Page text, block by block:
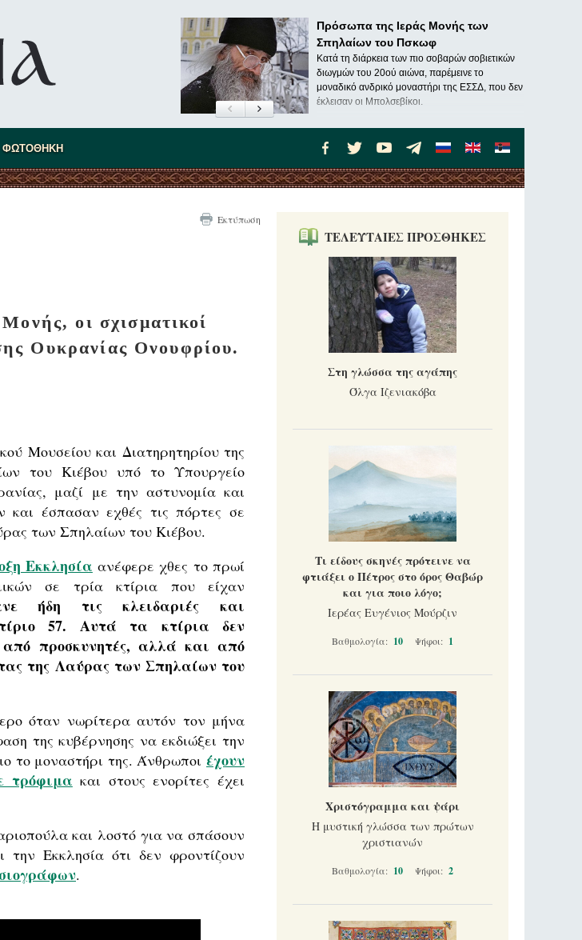
Πρόσωπα της Ιεράς Μονής των
Σπηλαίων του Πσκωφ
Κατά τη διάρκεια των πιο σοβαρών σοβιετικών
διωγμών του 20ού αιώνα, παρέμεινε το
μοναδικό ανδρικό μοναστήρι της ΕΣΣΔ, που δεν
έκλεισαν οι Μπολσεβίκοι.
ΦΩΤΟΘΗΚΗ
Εκτύπωση
οι σχισματικοί
Ουκρανίας Ονουφρίου.
Μουσείου και Διατηρητηρίου της
του Κιέβου υπό το Υπουργείο
μαζί με την αστυνομία και
και έσπασαν εχθές τις πόρτες σε
των Σπηλαίων του Κιέβου.
Εκκλησία ανέφερε χθες το πρωί
σε τρία κτίρια που είχαν
ήδη τις κλειδαριές και
57. Αυτά τα κτίρια δεν
από προσκυνητές, αλλά και από
της Λαύρας των Σπηλαίων του
όταν νωρίτερα αυτόν τον μήνα
της κυβέρνησης να εκδιώξει την
το μοναστήρι της. Άνθρωποι έχουν
τρόφιμα και στους ενορίτες έχει
και λοστό για να σπάσουν
Εκκλησία ότι δεν φροντίζουν
.
ΤΕΛΕΥΤΑΙΕΣ ΠΡΟΣΘΗΚΕΣ
Στη γλώσσα της αγάπης
Όλγα Ιζενιακόβα
Τι είδους σκηνές πρότεινε να
φτιάξει ο Πέτρος στο όρος Θαβώρ
και για ποιο λόγο;
Ιερέας Ευγένιος Μούρζιν
Βαθμολογία: 10 Ψήφοι: 1
Χριστόγραμμα και ψάρι
Η μυστική γλώσσα των πρώτων
χριστιανών
Βαθμολογία: 10 Ψήφοι: 2